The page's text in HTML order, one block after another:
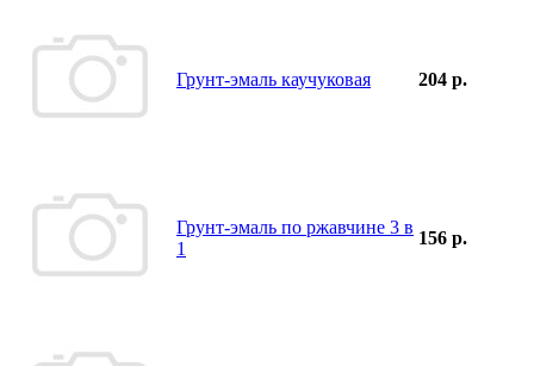
Грунт-эмаль каучуковая 204 р.
Грунт-эмаль по ржавчине 3 в
1
156 р.